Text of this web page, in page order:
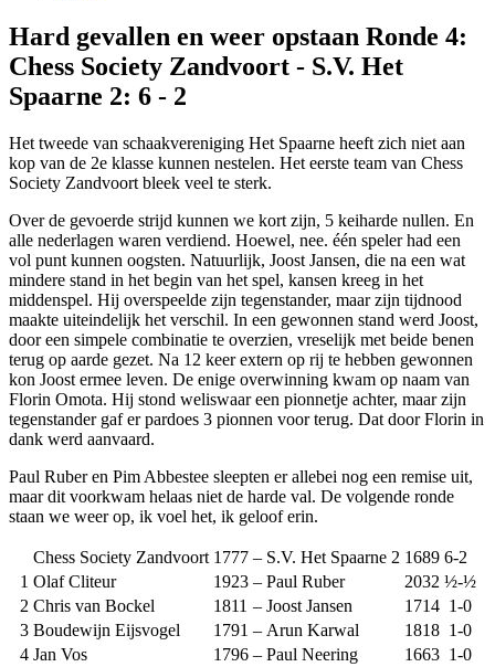
Hard gevallen en weer opstaan Ronde 4:
Chess Society Zandvoort - S.V. Het
Spaarne 2: 6 - 2
Het tweede van schaakvereniging Het Spaarne heeft zich niet aan
kop van de 2e klasse kunnen nestelen. Het eerste team van Chess
Society Zandvoort bleek veel te sterk.
Over de gevoerde strijd kunnen we kort zijn, 5 keiharde nullen. En
alle nederlagen waren verdiend. Hoewel, nee. één speler had een
vol punt kunnen oogsten. Natuurlijk, Joost Jansen, die na een wat
mindere stand in het begin van het spel, kansen kreeg in het
middenspel. Hij overspeelde zijn tegenstander, maar zijn tijdnood
maakte uiteindelijk het verschil. In een gewonnen stand werd Joost,
door een simpele combinatie te overzien, vreselijk met beide benen
terug op aarde gezet. Na 12 keer extern op rij te hebben gewonnen
kon Joost ermee leven. De enige overwinning kwam op naam van
Florin Omota. Hij stond weliswaar een pionnetje achter, maar zijn
tegenstander gaf er pardoes 3 pionnen voor terug. Dat door Florin in
dank werd aanvaard.
Paul Ruber en Pim Abbestee sleepten er allebei nog een remise uit,
maar dit voorkwam helaas niet de harde val. De volgende ronde
staan we weer op, ik voel het, ik geloof erin.
Chess Society Zandvoort 1777 – S.V. Het Spaarne 2 1689 6-2
1 Olaf Cliteur 1923 – Paul Ruber 2032 ½-½
2 Chris van Bockel 1811 – Joost Jansen 1714 1-0
3 Boudewijn Eijsvogel 1791 – Arun Karwal 1818 1-0
4 Jan Vos 1796 – Paul Neering 1663 1-0